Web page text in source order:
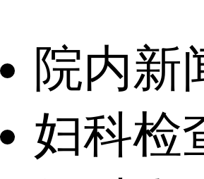
院内新
妇科检